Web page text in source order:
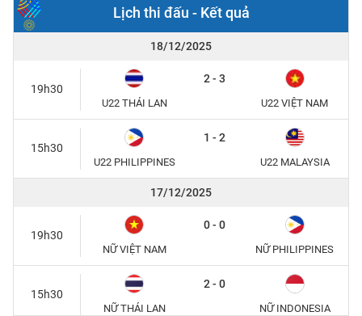
Lịch thi đấu - Kết quả
18/12/2025
19h30
U22 THÁI LAN
2 - 3
U22 VIỆT NAM
15h30
U22 PHILIPPINES
1 - 2
U22 MALAYSIA
17/12/2025
19h30
NỮ VIỆT NAM
0 - 0
NỮ PHILIPPINES
15h30
NỮ THÁI LAN
2 - 0
NỮ INDONESIA